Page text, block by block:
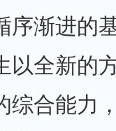
序渐进的
以全新的
综合能⼒